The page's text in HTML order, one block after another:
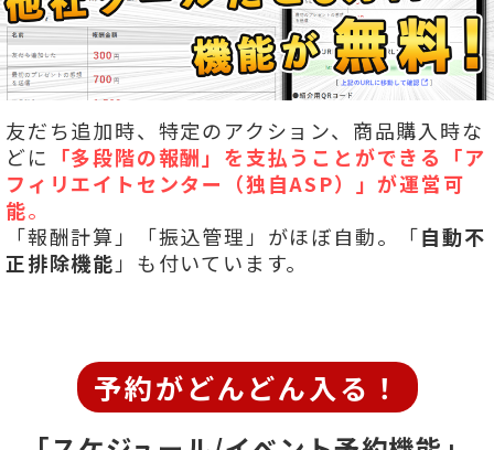
友だち追加時、特定のアクション、商品購入時な
どに 「多段階の報酬」を支払うことができる「ア
フィリエイトセンター（独自ASP）」が運営可
能。
「報酬計算」「振込管理」がほぼ自動。「自動不
正排除機能 」も付いています。
予約がどんどん入る！